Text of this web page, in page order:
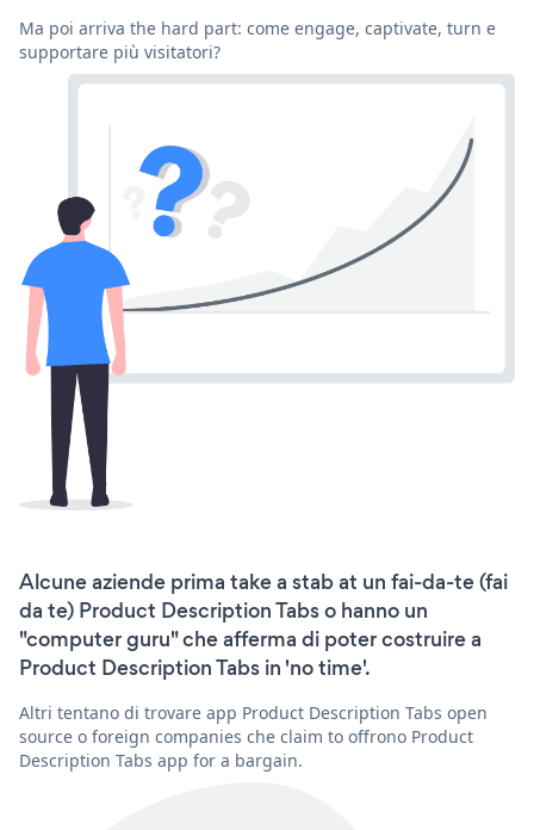
Ma poi arriva the hard part: come engage, captivate, turn e
supportare più visitatori?
Alcune aziende prima take a stab at un fai-da-te (fai
da te) Product Description Tabs o hanno un
"computer guru" che afferma di poter costruire a
Product Description Tabs in 'no time'.
Altri tentano di trovare app Product Description Tabs open
source o foreign companies che claim to offrono Product
Description Tabs app for a bargain.